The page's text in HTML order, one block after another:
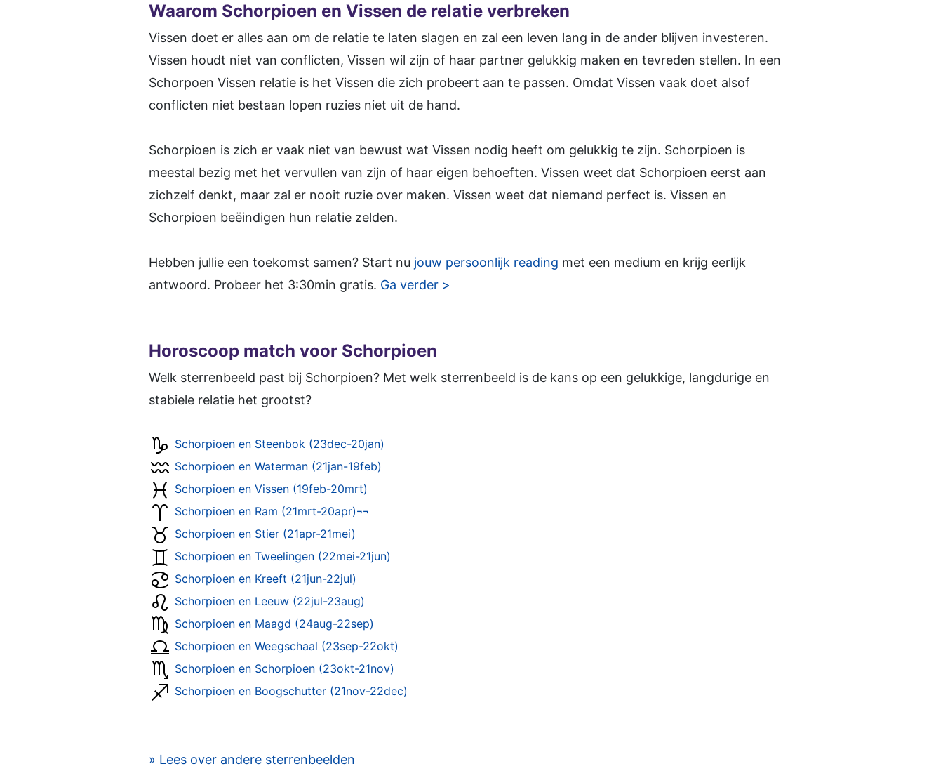
Waarom Schorpioen en Vissen de relatie verbreken
Vissen doet er alles aan om de relatie te laten slagen en zal een leven lang in de ander blijven investeren.
Vissen houdt niet van conflicten, Vissen wil zijn of haar partner gelukkig maken en tevreden stellen. In een
Schorpoen Vissen relatie is het Vissen die zich probeert aan te passen. Omdat Vissen vaak doet alsof
conflicten niet bestaan lopen ruzies niet uit de hand.
Schorpioen is zich er vaak niet van bewust wat Vissen nodig heeft om gelukkig te zijn. Schorpioen is
meestal bezig met het vervullen van zijn of haar eigen behoeften. Vissen weet dat Schorpioen eerst aan
zichzelf denkt, maar zal er nooit ruzie over maken. Vissen weet dat niemand perfect is. Vissen en
Schorpioen beëindigen hun relatie zelden.
Hebben jullie een toekomst samen? Start nu jouw persoonlijk reading met een medium en krijg eerlijk
antwoord. Probeer het 3:30min gratis. Ga verder >
Horoscoop match voor Schorpioen
Welk sterrenbeeld past bij Schorpioen? Met welk sterrenbeeld is de kans op een gelukkige, langdurige en
stabiele relatie het grootst?
Schorpioen en Steenbok (23dec-20jan)
Schorpioen en Waterman (21jan-19feb)
Schorpioen en Vissen (19feb-20mrt)
Schorpioen en Ram (21mrt-20apr)¬¬
Schorpioen en Stier (21apr-21mei)
Schorpioen en Tweelingen (22mei-21jun)
Schorpioen en Kreeft (21jun-22jul)
Schorpioen en Leeuw (22jul-23aug)
Schorpioen en Maagd (24aug-22sep)
Schorpioen en Weegschaal (23sep-22okt)
Schorpioen en Schorpioen (23okt-21nov)
Schorpioen en Boogschutter (21nov-22dec)
» Lees over andere sterrenbeelden